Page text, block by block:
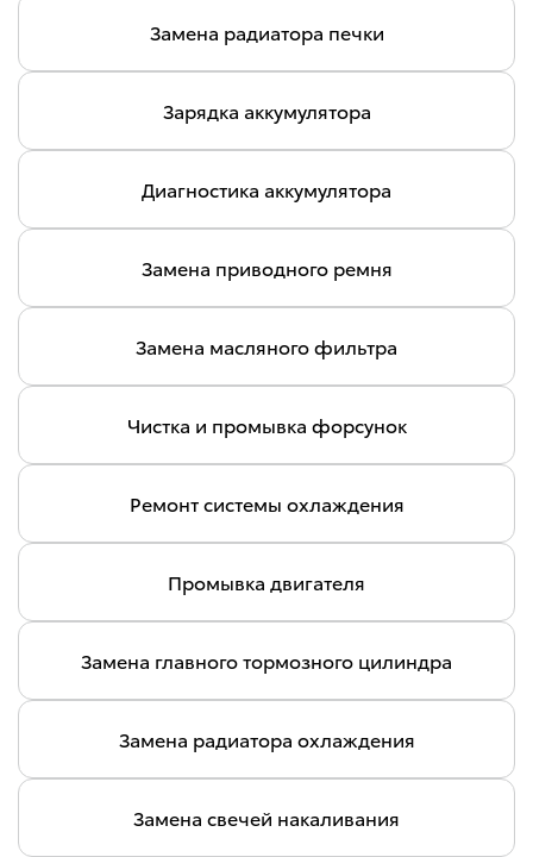
Замена радиатора печки
Зарядка аккумулятора
Диагностика аккумулятора
Замена приводного ремня
Замена масляного фильтра
Чистка и промывка форсунок
Ремонт системы охлаждения
Промывка двигателя
Замена главного тормозного цилиндра
Замена радиатора охлаждения
Замена свечей накаливания